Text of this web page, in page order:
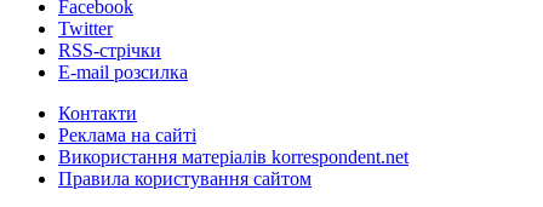
Facebook
Twitter
RSS-стрічки
E-mail розсилка
Контакти
Реклама на сайті
Використання матеріалів korrespondent.net
Правила користування сайтом